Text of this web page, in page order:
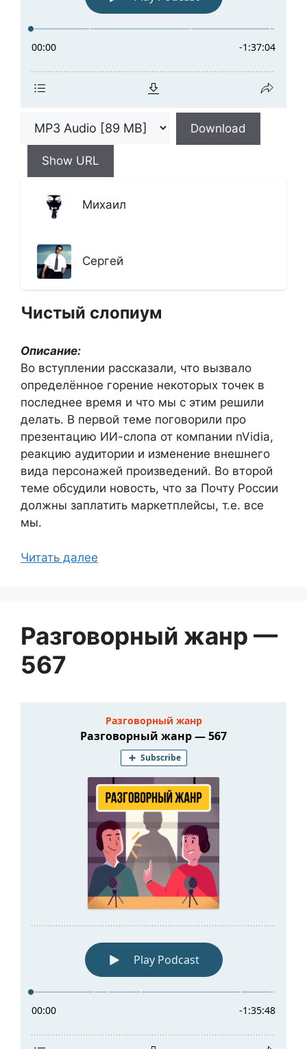
Download
Show URL
Михаил
Сергей
Чистый слопиум
Описание:
Во вступлении рассказали, что вызвало
определённое горение некоторых точек в
последнее время и что мы с этим решили
делать. В первой теме поговорили про
презентацию ИИ-слопа от компании nVidia,
реакцию аудитории и изменение внешнего
вида персонажей произведений. Во второй
теме обсудили новость, что за Почту России
должны заплатить маркетплейсы, т.е. все
мы.
Читать далее
Разговорный жанр —
567